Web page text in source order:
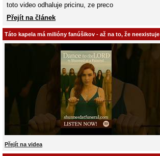
toto video odhaluje pricinu, ze preco
Přejít na článek
Táto kapela má milióny fanúšikov - až na to, že neexistuje
Přejít na videa